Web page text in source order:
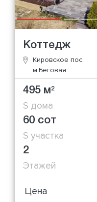
Коттедж
Кировское пос.
м.Беговая
495 м2
S дома
60 сот
S участка
2
Этажей
Цена